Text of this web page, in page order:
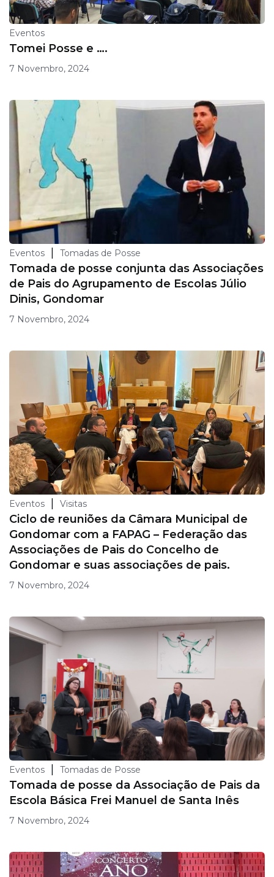
Eventos
Tomei Posse e ….
7 Novembro, 2024
Eventos Tomadas de Posse
Tomada de posse conjunta das Associações
de Pais do Agrupamento de Escolas Júlio
Dinis, Gondomar
7 Novembro, 2024
Eventos Visitas
Ciclo de reuniões da Câmara Municipal de
Gondomar com a FAPAG – Federação das
Associações de Pais do Concelho de
Gondomar e suas associações de pais.
7 Novembro, 2024
Eventos Tomadas de Posse
Tomada de posse da Associação de Pais da
Escola Básica Frei Manuel de Santa Inês
7 Novembro, 2024